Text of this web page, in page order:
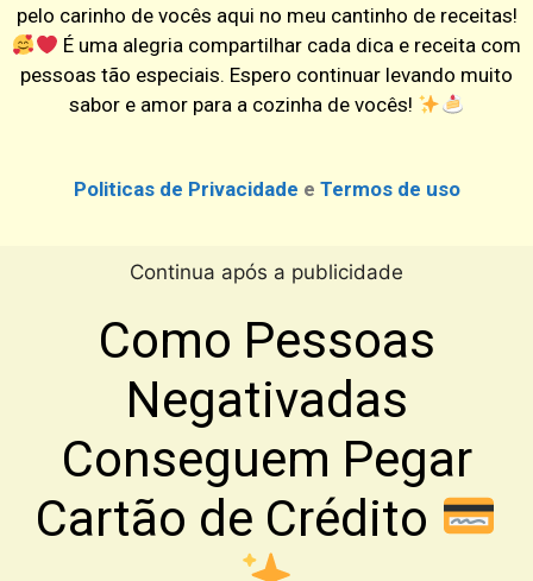
pelo carinho de vocês aqui no meu cantinho de receitas!
É uma alegria compartilhar cada dica e receita com
pessoas tão especiais. Espero continuar levando muito
sabor e amor para a cozinha de vocês!
Politicas de Privacidade e Termos de uso
Continua após a publicidade
Como Pessoas
Negativadas
Conseguem Pegar
Cartão de Crédito